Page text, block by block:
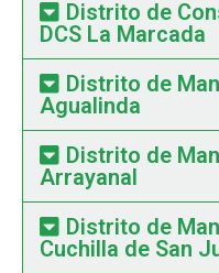
Distrito de
DCS La Marcada
Distrito de
Agualinda
Distrito de
Arrayanal
Distrito de
Cuchilla de San